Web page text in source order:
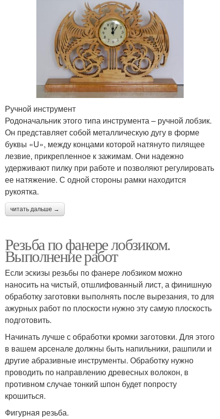
Ручной инструмент
Родоначальник этого типа инструмента – ручной лобзик.
Он представляет собой металлическую дугу в форме
буквы «U», между концами которой натянуто пилящее
лезвие, прикрепленное к зажимам. Они надежно
удерживают пилку при работе и позволяют регулировать
ее натяжение. С одной стороны рамки находится
рукоятка.
читать дальше →
Резьба по фанере лобзиком.
Выполнение работ
Если эскизы резьбы по фанере лобзиком можно
наносить на чистый, отшлифованный лист, а финишную
обработку заготовки выполнять после вырезания, то для
ажурных работ по плоскости нужно эту самую плоскость
подготовить.
Начинать лучше с обработки кромки заготовки. Для этого
в вашем арсенале должны быть напильники, рашпили и
другие абразивные инструменты. Обработку нужно
проводить по направлению древесных волокон, в
противном случае тонкий шпон будет попросту
крошиться.
Фигурная резьба.